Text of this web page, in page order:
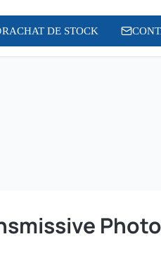
RACHAT DE STOCK